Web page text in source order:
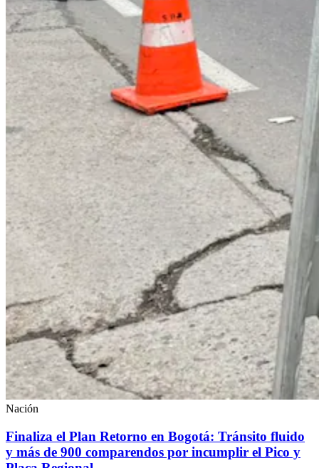
Nación
Finaliza el Plan Retorno en Bogotá: Tránsito fluido
y más de 900 comparendos por incumplir el Pico y